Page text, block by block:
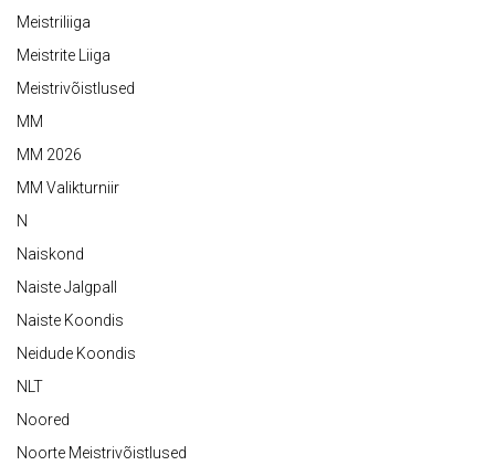
Meistriliiga
Meistrite Liiga
Meistrivõistlused
MM
MM 2026
MM Valikturniir
N
Naiskond
Naiste Jalgpall
Naiste Koondis
Neidude Koondis
NLT
Noored
Noorte Meistrivõistlused